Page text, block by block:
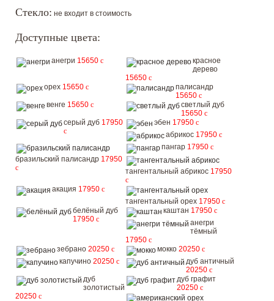
Стекло: не входит в стоимость
Доступные цвета:
анегри 15650 c
красное
дерево
15650 c
орех 15650 c
палисандр
15650 c
венге 15650 c
светлый дуб
15650 c
серый дуб 17950
c
эбен 17950 c
абрикос 17950 c
бразильский палисандр 17950
c
пангар 17950 c
тангентальный абрикос 17950
c
акация 17950 c
тангентальный орех 17950 c
белёный дуб
17950 c
каштан 17950 c
анегри
тёмный
17950 c
зебрано 20250 c мокко 20250 c
капучино 20250 c
дуб античный
20250 c
дуб
золотистый
20250 c
дуб графит
20250 c